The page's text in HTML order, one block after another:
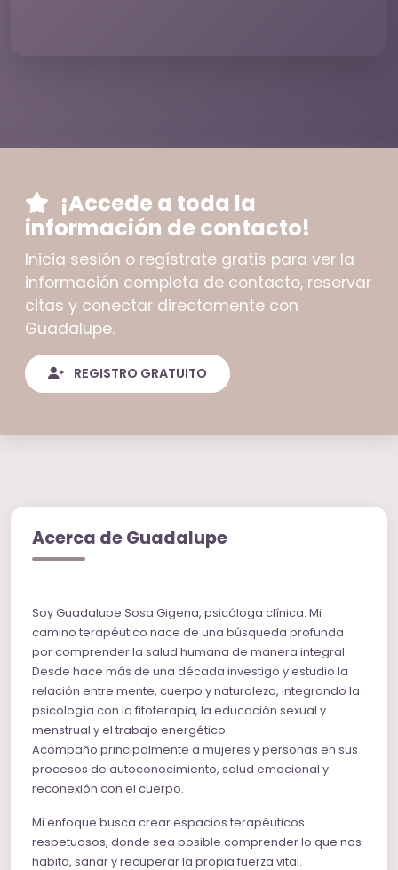
¡Accede a toda la
información de contacto!
Inicia sesión o regístrate gratis para ver la
información completa de contacto, reservar
citas y conectar directamente con
Guadalupe.
REGISTRO GRATUITO
Acerca de Guadalupe
Soy Guadalupe Sosa Gigena, psicóloga clínica. Mi
camino terapéutico nace de una búsqueda profunda
por comprender la salud humana de manera integral.
Desde hace más de una década investigo y estudio la
relación entre mente, cuerpo y naturaleza, integrando la
psicología con la fitoterapia, la educación sexual y
menstrual y el trabajo energético.
Acompaño principalmente a mujeres y personas en sus
procesos de autoconocimiento, salud emocional y
reconexión con el cuerpo.
Mi enfoque busca crear espacios terapéuticos
respetuosos, donde sea posible comprender lo que nos
habita, sanar y recuperar la propia fuerza vital.